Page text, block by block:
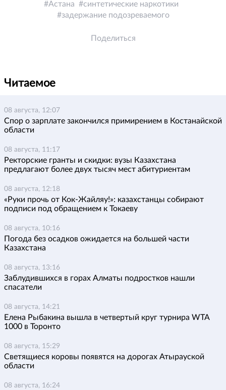
Астана
синтетические наркотики
задержание подозреваемого
Поделиться
Читаемое
08 августа, 12:07
Спор о зарплате закончился примирением в Костанайской
области
08 августа, 11:17
Ректорские гранты и скидки: вузы Казахстана
предлагают более двух тысяч мест абитуриентам
08 августа, 12:18
«Руки прочь от Кок-Жайляу!»: казахстанцы собирают
подписи под обращением к Токаеву
08 августа, 10:16
Погода без осадков ожидается на большей части
Казахстана
08 августа, 13:16
Заблудившихся в горах Алматы подростков нашли
спасатели
08 августа, 14:21
Елена Рыбакина вышла в четвертый круг турнира WTA
1000 в Торонто
08 августа, 15:29
Светящиеся коровы появятся на дорогах Атырауской
области
08 августа, 16:24